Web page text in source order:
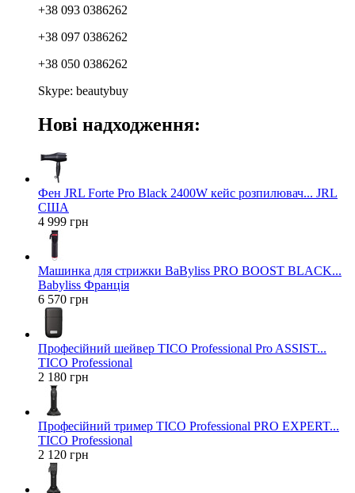
+38 093 0386262
+38 097 0386262
+38 050 0386262
Skype: beautybuy
Нові надходження:
Фен JRL Forte Pro Black 2400W кейс розпилювач... JRL
США
4 999 грн
Машинка для стрижки BaByliss PRO BOOST BLACK...
Babyliss Франція
6 570 грн
Професійний шейвер TICO Professional Pro ASSIST...
TICO Professional
2 180 грн
Професійний тример TICO Professional PRO EXPERT...
TICO Professional
2 120 грн